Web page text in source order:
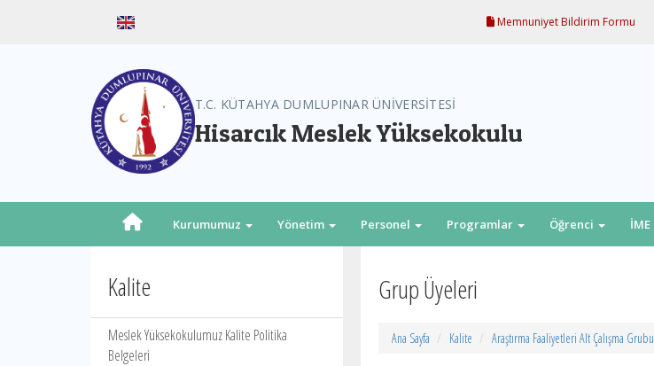
Memnuniyet Bildirim Formu
T.C. KÜTAHYA DUMLUPINAR ÜNİVERSİTESİ
Hisarcık Meslek Yüksekokulu
Kurumumuz Yönetim Personel Programlar Öğrenci İME
Kalite
Meslek Yüksekokulumuz Kalite Politika
Belgeleri
Grup Üyeleri
Ana Sayfa Kalite Araştırma Faaliyetleri Alt Çalışma Grubu